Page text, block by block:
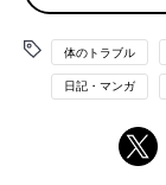
体のトラブル
日記・マンガ